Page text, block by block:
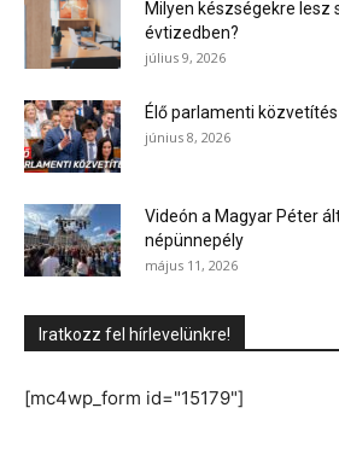
Milyen készségekre lesz
évtizedben?
július 9, 2026
Élő parlamenti közvetítés
június 8, 2026
Videón a Magyar Péter
népünnepély
május 11, 2026
Iratkozz fel hírlevelünkre!
[mc4wp_form id="15179"]